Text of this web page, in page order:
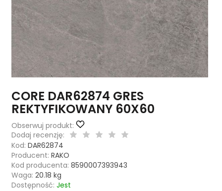
CORE DAR62874 GRES
REKTYFIKOWANY 60X60
Obserwuj produkt:
Dodaj recenzję:
Kod: DAR62874
Producent: RAKO
Kod producenta: 8590007393943
Waga: 20.18 kg
Dostępność: Jest